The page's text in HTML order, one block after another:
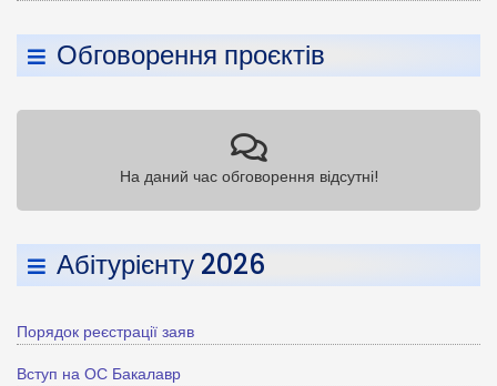
Обговорення проєктів
На даний час обговорення відсутні!
Абітурієнту 2026
Порядок реєстрації заяв
Вступ на ОС Бакалавр